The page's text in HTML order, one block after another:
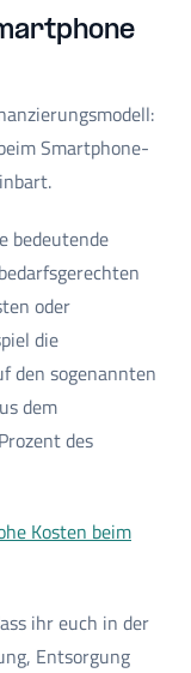
Smartphone-
bedeutende
oder
die
den sogenannten
dem
des
Kosten beim
ihr euch in der
Entsorgung